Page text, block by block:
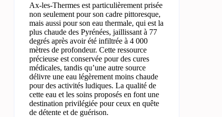
Ax-les-Thermes est particulièrement prisée
non seulement pour son cadre pittoresque,
mais aussi pour son eau thermale, qui est la
plus chaude des Pyrénées, jaillissant à 77
degrés après avoir été infiltrée à 4 000
mètres de profondeur. Cette ressource
précieuse est conservée pour des cures
médicales, tandis qu’une autre source
délivre une eau légèrement moins chaude
pour des activités ludiques. La qualité de
cette eau et les soins proposés en font une
destination privilégiée pour ceux en quête
de détente et de guérison.